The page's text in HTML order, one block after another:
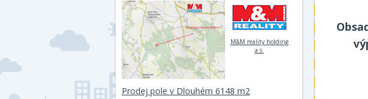
M&M reality holding
a.s.
Prodej pole v Dlouhém 6148 m2